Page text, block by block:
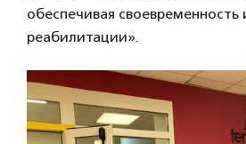
обеспечивая своевременность
реабилитации».